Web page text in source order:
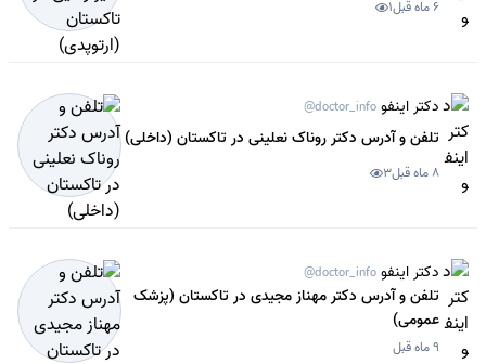
6 ماه قبل 1
دکتر اینفو @doctor_info
تلفن و آدرس دکتر روناک نعلینی در تاکستان (داخلی)
8 ماه قبل 3
دکتر اینفو @doctor_info
تلفن و آدرس دکتر مهناز مجیدی در تاکستان (پزشک
عمومی)
9 ماه قبل